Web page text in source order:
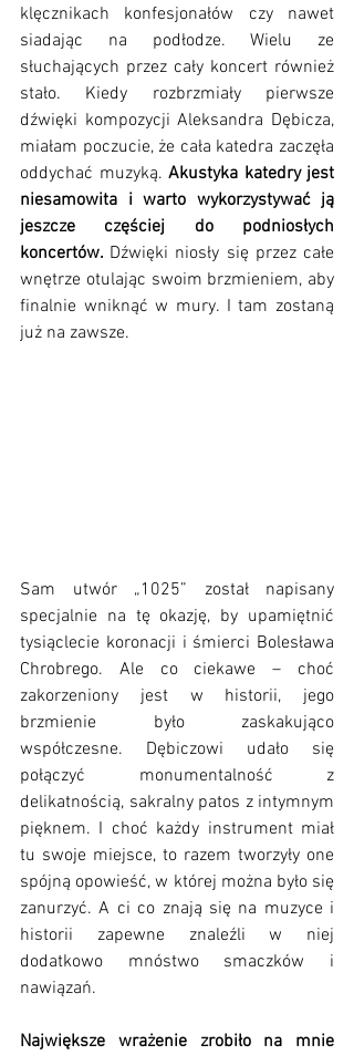
klęcznikach konfesjonałów czy nawet
siadając na podłodze. Wielu ze
słuchających przez cały koncert również
stało. Kiedy rozbrzmiały pierwsze
dźwięki kompozycji Aleksandra Dębicza,
miałam poczucie, że cała katedra zaczęła
oddychać muzyką. Akustyka katedry jest
niesamowita i warto wykorzystywać ją
jeszcze częściej do podniosłych
koncertów. Dźwięki niosły się przez całe
wnętrze otulając swoim brzmieniem, aby
finalnie wniknąć w mury. I tam zostaną
już na zawsze.
Sam utwór „1025” został napisany
specjalnie na tę okazję, by upamiętnić
tysiąclecie koronacji i śmierci Bolesława
Chrobrego. Ale co ciekawe – choć
zakorzeniony jest w historii, jego
brzmienie było zaskakująco
współczesne. Dębiczowi udało się
połączyć monumentalność z
delikatnością, sakralny patos z intymnym
pięknem. I choć każdy instrument miał
tu swoje miejsce, to razem tworzyły one
spójną opowieść, w której można było się
zanurzyć. A ci co znają się na muzyce i
historii zapewne znaleźli w niej
dodatkowo mnóstwo smaczków i
nawiązań.
Największe wrażenie zrobiło na mnie